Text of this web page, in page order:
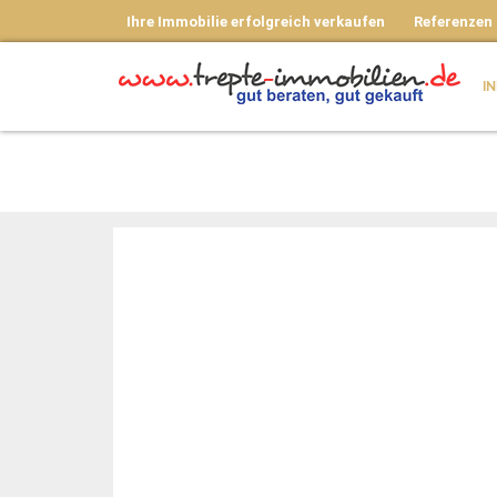
Ihre Immobilie erfolgreich verkaufen Referenzen